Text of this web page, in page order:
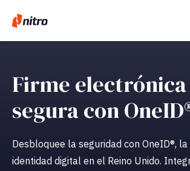
Firme
segura con
Desbloquee la seguridad con OneID®,
identidad digital en el Reino Unido.